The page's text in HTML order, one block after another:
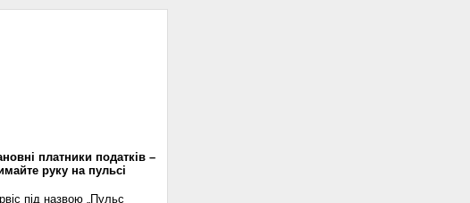
платники податків –
руку на пульсі
під назвою „Пульс